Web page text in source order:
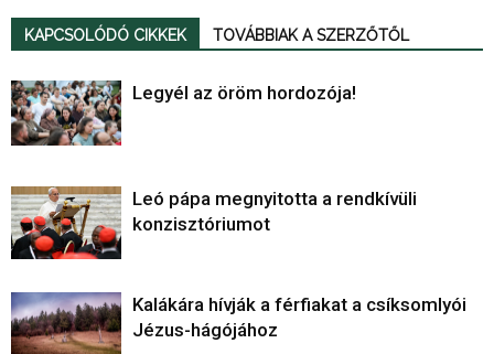
KAPCSOLÓDÓ CIKKEK TOVÁBBIAK A SZERZŐTŐL
Legyél az öröm hordozója!
Leó pápa megnyitotta a rendkívüli
konzisztóriumot
Kalákára hívják a férfiakat a csíksomlyói
Jézus-hágójához